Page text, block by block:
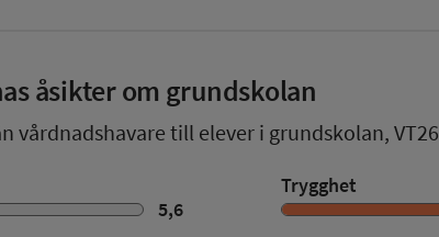
åsikter om grundskolan
vårdnadshavare till elever i grundskolan, VT26
5,6
Trygghet